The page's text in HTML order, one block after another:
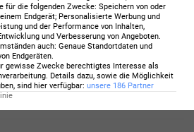
zeigt auf Abstoß für La
für die folgenden Zwecke: Speichern von oder
Endgerät; Personalisierte Werbung und
und der Performance von Inhalten,
und Verbesserung von Angeboten
auch: Genaue Standortdaten und
Endgeräten
gewisse Zwecke berechtigtes Interesse als
Details dazu, sowie die Möglichkeit
sind hier verfügbar: unsere 186 Partner